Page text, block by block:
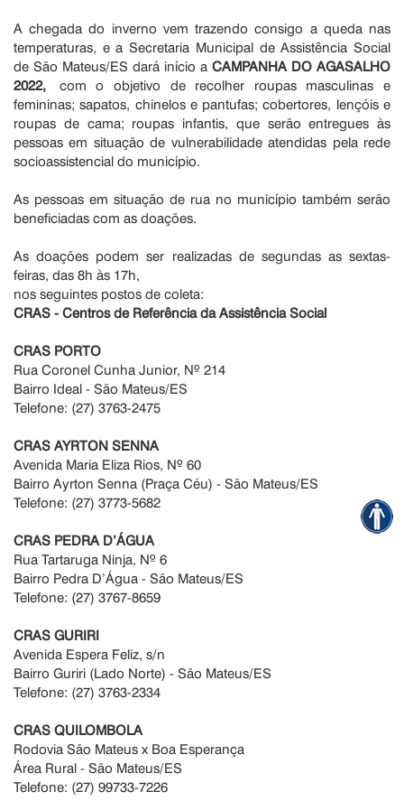
A chegada do inverno vem trazendo consigo a queda nas
temperaturas, e a Secretaria Municipal de Assistência Social
de São Mateus/ES dará início a CAMPANHA DO AGASALHO
2022, com o objetivo de recolher roupas masculinas e
femininas; sapatos, chinelos e pantufas; cobertores, lençóis e
roupas de cama; roupas infantis, que serão entregues às
pessoas em situação de vulnerabilidade atendidas pela rede
socioassistencial do município.
As pessoas em situação de rua no município também serão
beneficiadas com as doações.
As doações podem ser realizadas de segundas as sextas-
feiras, das 8h às 17h,
nos seguintes postos de coleta:
CRAS - Centros de Referência da Assistência Social
CRAS PORTO
Rua Coronel Cunha Junior, Nº 214
Bairro Ideal - São Mateus/ES
Telefone: (27) 3763-2475
CRAS AYRTON SENNA
Avenida Maria Eliza Rios, Nº 60
Bairro Ayrton Senna (Praça Céu) - São Mateus/ES
Telefone: (27) 3773-5682
CRAS PEDRA D’ÁGUA
Rua Tartaruga Ninja, Nº 6
Bairro Pedra D’Água - São Mateus/ES
Telefone: (27) 3767-8659
CRAS GURIRI
Avenida Espera Feliz, s/n
Bairro Guriri (Lado Norte) - São Mateus/ES
Telefone: (27) 3763-2334
CRAS QUILOMBOLA
Rodovia São Mateus x Boa Esperança
Área Rural - São Mateus/ES
Telefone: (27) 99733-7226